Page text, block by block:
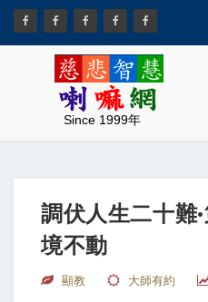
Since 1999年
調伏人生二十難
境不動
顯教 大師有約